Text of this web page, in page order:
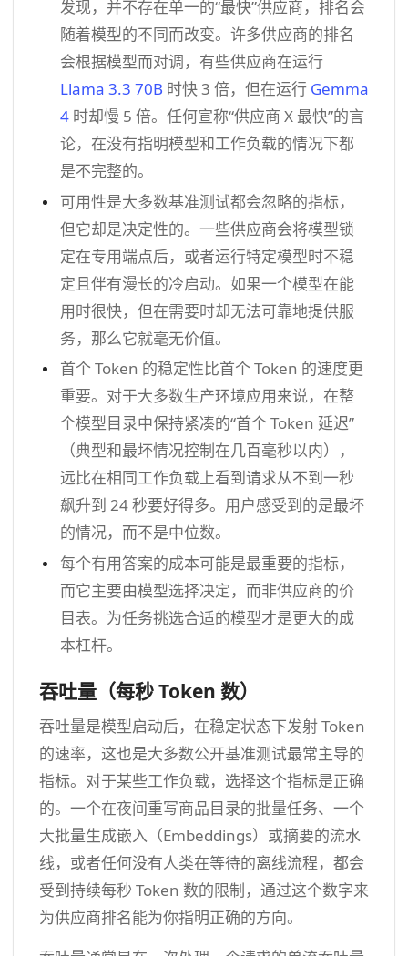
发现，并不存在单一的“最快”供应商，排名会
随着模型的不同而改变。许多供应商的排名
会根据模型而对调，有些供应商在运行
Llama 3.3 70B 时快 3 倍，但在运行 Gemma
4时却慢 5 倍。任何宣称“供应商 X 最快”的言
论，在没有指明模型和工作负载的情况下都
是不完整的。
可用性是大多数基准测试都会忽略的指标，
但它却是决定性的。一些供应商会将模型锁
定在专用端点后，或者运行特定模型时不稳
定且伴有漫长的冷启动。如果一个模型在能
用时很快，但在需要时却无法可靠地提供服
务，那么它就毫无价值。
首个 Token 的稳定性比首个 Token 的速度更
重要。对于大多数生产环境应用来说，在整
个模型目录中保持紧凑的“首个 Token 延迟”
（典型和最坏情况控制在几百毫秒以内），
远比在相同工作负载上看到请求从不到一秒
飙升到 24 秒要好得多。用户感受到的是最坏
的情况，而不是中位数。
每个有用答案的成本可能是最重要的指标，
而它主要由模型选择决定，而非供应商的价
目表。为任务挑选合适的模型才是更大的成
本杠杆。
吞吐量（每秒 Token 数）
吞吐量是模型启动后，在稳定状态下发射 Token
的速率，这也是大多数公开基准测试最常主导的
指标。对于某些工作负载，选择这个指标是正确
的。一个在夜间重写商品目录的批量任务、一个
大批量生成嵌入（Embeddings）或摘要的流水
线，或者任何没有人类在等待的离线流程，都会
受到持续每秒 Token 数的限制，通过这个数字来
为供应商排名能为你指明正确的方向。